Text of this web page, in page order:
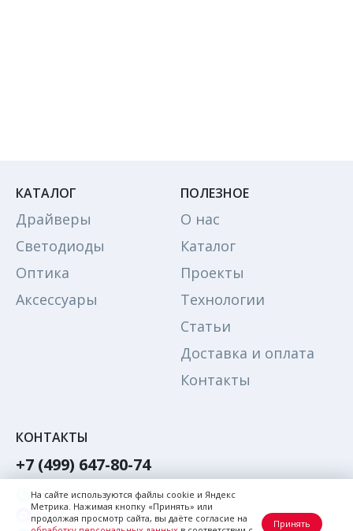
КАТАЛОГ
Драйверы
Светодиоды
Оптика
Аксессуары
ПОЛЕЗНОЕ
О нас
Каталог
Проекты
Технологии
Статьи
Доставка и оплата
Контакты
КОНТАКТЫ
+7 (499) 647-80-74
Обратный звонок
Написать в Max
На сайте используются файлы cookie и Яндекс
Метрика. Нажимая кнопку «Принять» или
продолжая просмотр сайта, вы даёте согласие на
Принять